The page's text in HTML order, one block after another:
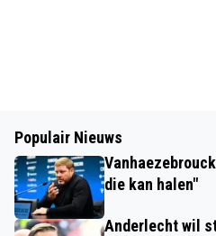
Populair Nieuws
die kan halen"
Anderlecht wil